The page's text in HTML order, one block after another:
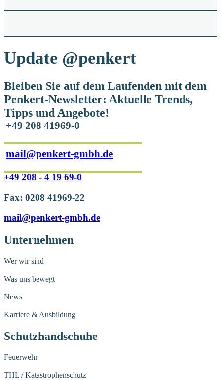
Update @penkert
Bleiben Sie auf dem Laufenden mit dem
Penkert-Newsletter: Aktuelle Trends,
Tipps und Angebote!
+49 208 41969-0
mail@penkert-gmbh.de
+49 208 - 4 19 69-0
Fax: 0208 41969-22
mail@penkert-gmbh.de
Unternehmen
Wer wir sind
Was uns bewegt
News
Karriere & Ausbildung
Schutzhandschuhe
Feuerwehr
THL / Katastrophenschutz